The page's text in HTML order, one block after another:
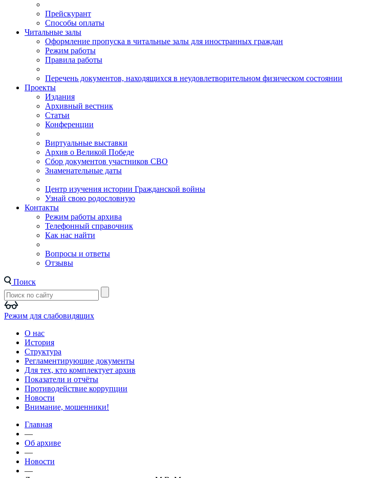
Прейскурант
Способы оплаты
Читальные залы
Оформление пропуска в читальные залы для иностранных граждан
Режим работы
Правила работы
Перечень документов, находящихся в неудовлетворительном физическом состоянии
Проекты
Издания
Архивный вестник
Статьи
Конференции
Виртуальные выставки
Архив о Великой Победе
Сбор документов участников СВО
Знаменательные даты
Центр изучения истории Гражданской войны
Узнай свою родословную
Контакты
Режим работы архива
Телефонный справочник
Как нас найти
Вопросы и ответы
Отзывы
Поиск
Режим для слабовидящих
О нас
История
Структура
Регламентирующие документы
Для тех, кто комплектует архив
Показатели и отчёты
Противодействие коррупции
Новости
Внимание, мошенники!
Главная
—
Об архиве
—
Новости
—